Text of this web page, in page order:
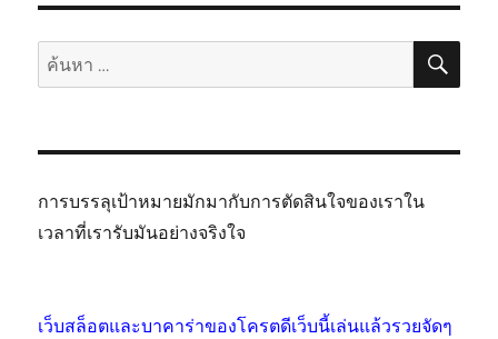
ค้นหา: ค้น
การบรรลุเป้าหมายมักมากับการตัดสินใจของเราใน
เวลาที่เรารับมันอย่างจริงใจ
เว็บสล็อตและบาคาร่าของโครตดีเว็บนี้เล่นแล้วรวยจัดๆ